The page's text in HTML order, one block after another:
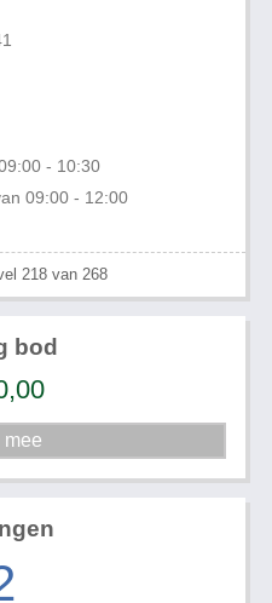
- 10:30
09:00 - 12:00
218 van 268
bod